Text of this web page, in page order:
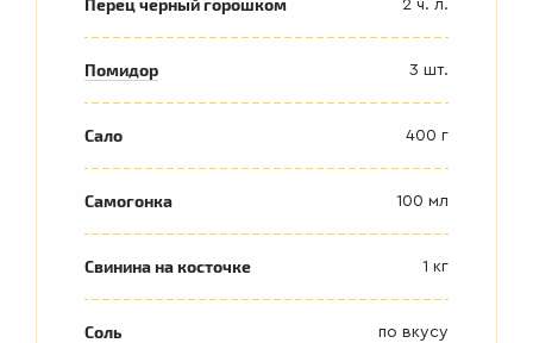
2 ч. л.
Помидор 3 шт.
Сало 400 г
Самогонка 100 мл
Свинина на косточке 1 кг
Соль по вкусу